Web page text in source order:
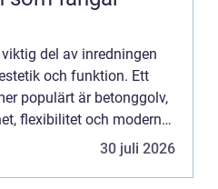
del av inredningen
och funktion. Ett
populärt är betonggolv,
flexibilitet och moderna
30 juli 2026